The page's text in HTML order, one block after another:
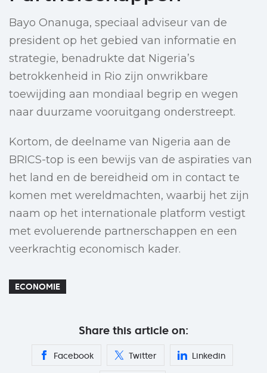
Bayo Onanuga, speciaal adviseur van de
president op het gebied van informatie en
strategie, benadrukte dat Nigeria’s
betrokkenheid in Rio zijn onwrikbare
toewijding aan mondiaal begrip en wegen
naar duurzame vooruitgang onderstreept.
Kortom, de deelname van Nigeria aan de
BRICS-top is een bewijs van de aspiraties van
het land en de bereidheid om in contact te
komen met wereldmachten, waarbij het zijn
naam op het internationale platform vestigt
met evoluerende partnerschappen en een
veerkrachtig economisch kader.
ECONOMIE
Share this article on:
Facebook Twitter Linkedin